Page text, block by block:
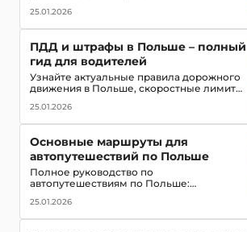
игровые зоны и полезные приложения
для путешествия всей семьей
25.01.2026
ПДД и штрафы в Польше – полный
гид для водителей
Узнайте актуальные правила дорожного
движения в Польше, скоростные лимиты,
обязательное оборудование в
автомобиле и размеры штрафов для
25.01.2026
Основные маршруты для
автопутешествий по Польше
Полное руководство по
автопутешествиям по Польше:
достопримечательности, замки, горы и
озёра, советы для водителей
25.01.2026